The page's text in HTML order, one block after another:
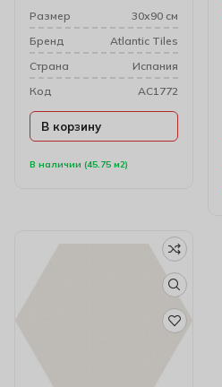
В наличии (45.75 м2)
Размер
30х90 см
Бренд
Atlantic Tiles
Cтрана
Испания
Код
AC1772
В корзину